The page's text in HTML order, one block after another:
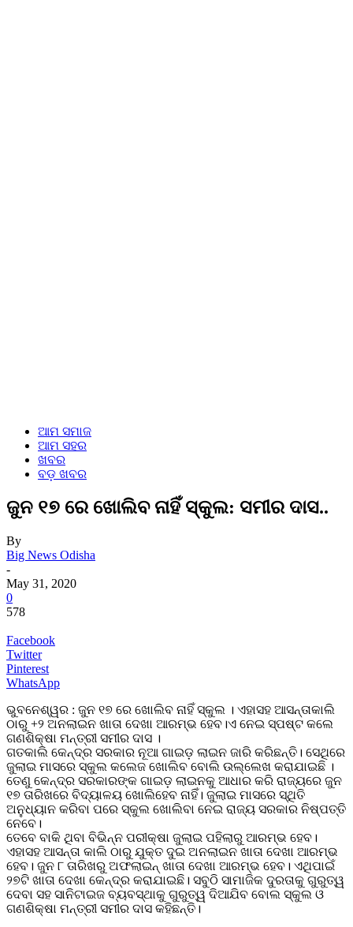
ଆମ ସମାଜ
ଆମ ସହର
ଖବର
ବଡ଼ ଖବର
ଜୁନ ୧୭ ରେ ଖୋଲିବ ନାହିଁ ସ୍କୁଲ: ସମୀର ଦାସ..
By
Big News Odisha
-
May 31, 2020
0
578
Facebook
Twitter
Pinterest
WhatsApp
ଭୁବନେଶ୍ୱର : ଜୁନ ୧୭ ରେ ଖୋଲିବ ନାହିଁ ସ୍କୁଲ । ଏହାସହ ଆସନ୍ତାକାଲି
ଠାରୁ +୨ ଅନଲାଇନ ଖାତା ଦେଖା ଆରମ୍ଭ ହେବ।ଏ ନେଇ ସ୍ପଷ୍ଟ କଲେ
ଗଣଶିକ୍ଷା ମନ୍ତ୍ରୀ ସମୀର ଦାସ ।
ଗତକାଲି କେନ୍ଦ୍ର ସରକାର ନୂଆ ଗାଇଡ଼ ଲାଇନ ଜାରି କରିଛନ୍ତି। ସେଥିରେ
ଜୁଲାଇ ମାସରେ ସ୍କୁଲ କଲେଜ ଖୋଲିବ ବୋଲି ଉଲ୍ଲେଖ କରାଯାଇଛି ।
ତେଣୁ କେନ୍ଦ୍ର ସରକାରଙ୍କ ଗାଇଡ଼ ଲାଇନକୁ ଆଧାର କରି ରାଜ୍ୟରେ ଜୁନ
୧୭ ତାରିଖରେ ବିଦ୍ୟାଳୟ ଖୋଲିହେବ ନାହିଁ। ଜୁଲାଇ ମାସରେ ସ୍ଥିତି
ଅନୁଧ୍ୟାନ କରିବା ପରେ ସ୍କୁଲ ଖୋଲିବା ନେଇ ରାଜ୍ୟ ସରକାର ନିଷ୍ପତ୍ତି
ନେବେ।
ତେବେ ବାକି ଥିବା ବିଭିନ୍ନ ପରୀକ୍ଷା ଜୁଲାଇ ପହିଲାରୁ ଆରମ୍ଭ ହେବ।
ଏହାସହ ଆସନ୍ତା କାଲି ଠାରୁ ଯୁକ୍ତ ଦୁଇ ଅନଲାଇନ ଖାତା ଦେଖା ଆରମ୍ଭ
ହେବ। ଜୁନ ୮ ତାରିଖରୁ ଅଫଲାଇନ୍ ଖାତା ଦେଖା ଆରମ୍ଭ ହେବ। ଏଥିପାଇଁ
୨୭ଟି ଖାତା ଦେଖା କେନ୍ଦ୍ର କରାଯାଇଛି। ସବୁଠି ସାମାଜିକ ଦୁରତାକୁ ଗୁରୁତ୍ୱ
ଦେବା ସହ ସାନିଟାଇଜ ବ୍ୟବସ୍ଥାକୁ ଗୁରୁତ୍ୱ ଦିଆଯିବ ବୋଲ ସ୍କୁଲ ଓ
ଗଣଶିକ୍ଷା ମନ୍ତ୍ରୀ ସମୀର ଦାସ କହିଛନ୍ତି।